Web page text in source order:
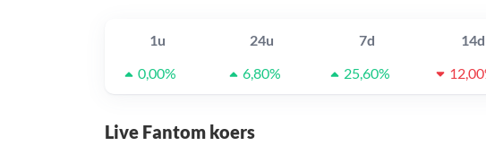
1u 24u 7d 14d
0,00%
6,80% 25,60%
Live Fantom koers